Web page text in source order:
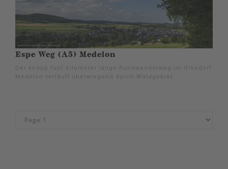
Espe Weg (A5) Medelon
Der knapp fünf Kilometer lange Rundwanderweg im Orkedorf
Medelon verläuft überwiegend durch Waldgebiet.